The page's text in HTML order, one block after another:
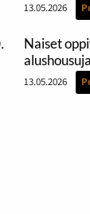
13.05.2026
Naiset
13.05.2026